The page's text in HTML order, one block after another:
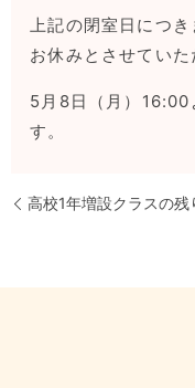
上記の閉室日につ
お休みとさせていた
5月8日（月）16:00
す。
高校1年増設クラスの残